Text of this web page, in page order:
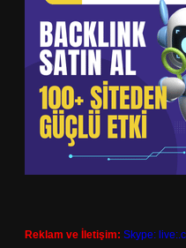
Reklam ve İletişim: Skype: